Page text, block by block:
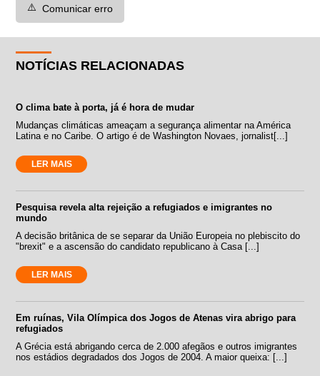
⚠️ Comunicar erro
NOTÍCIAS RELACIONADAS
O clima bate à porta, já é hora de mudar
Mudanças climáticas ameaçam a segurança alimentar na América
Latina e no Caribe. O artigo é de Washington Novaes, jornalist[...]
LER MAIS
Pesquisa revela alta rejeição a refugiados e imigrantes no
mundo
A decisão britânica de se separar da União Europeia no plebiscito do
"brexit" e a ascensão do candidato republicano à Casa [...]
LER MAIS
Em ruínas, Vila Olímpica dos Jogos de Atenas vira abrigo para
refugiados
A Grécia está abrigando cerca de 2.000 afegãos e outros imigrantes
nos estádios degradados dos Jogos de 2004. A maior queixa: [...]